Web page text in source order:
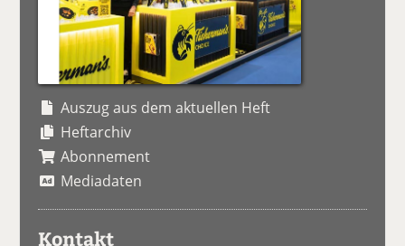
Auszug aus dem aktuellen Heft
Heftarchiv
Abonnement
Mediadaten
Kontakt